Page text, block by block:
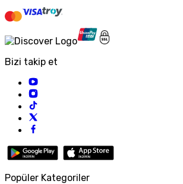
Bizi takip et
Popüler Kategoriler